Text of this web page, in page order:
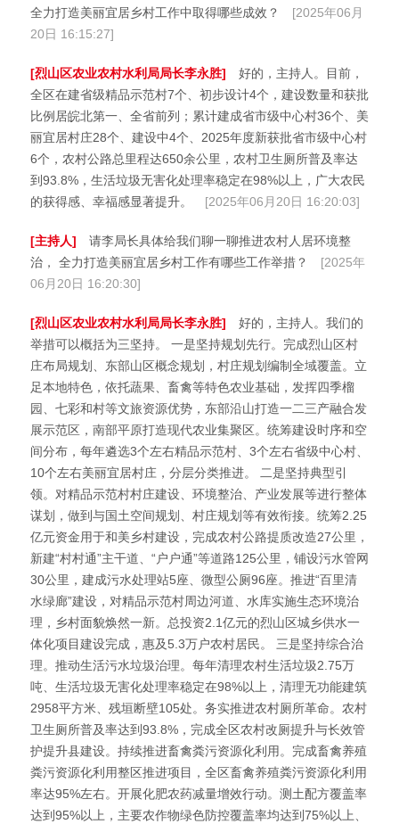
全力打造美丽宜居乡村工作中取得哪些成效？
[2025年06月
20日 16:15:27]
[烈山区农业农村水利局局长李永胜]
好的，主持人。目前，
全区在建省级精品示范村7个、初步设计4个，建设数量和获批
比例居皖北第一、全省前列；累计建成省市级中心村36个、美
丽宜居村庄28个、建设中4个、2025年度新获批省市级中心村
6个，农村公路总里程达650余公里，农村卫生厕所普及率达
到93.8%，生活垃圾无害化处理率稳定在98%以上，广大农民
的获得感、幸福感显著提升。
[2025年06月20日 16:20:03]
[主持人]
请李局长具体给我们聊一聊推进农村人居环境整
治， 全力打造美丽宜居乡村工作有哪些工作举措？
[2025年
06月20日 16:20:30]
[烈山区农业农村水利局局长李永胜]
好的，主持人。我们的
举措可以概括为三坚持。 一是坚持规划先行。完成烈山区村
庄布局规划、东部山区概念规划，村庄规划编制全域覆盖。立
足本地特色，依托蔬果、畜禽等特色农业基础，发挥四季榴
园、七彩和村等文旅资源优势，东部沿山打造一二三产融合发
展示范区，南部平原打造现代农业集聚区。统筹建设时序和空
间分布，每年遴选3个左右精品示范村、3个左右省级中心村、
10个左右美丽宜居村庄，分层分类推进。 二是坚持典型引
领。对精品示范村村庄建设、环境整治、产业发展等进行整体
谋划，做到与国土空间规划、村庄规划等有效衔接。统筹2.25
亿元资金用于和美乡村建设，完成农村公路提质改造27公里，
新建“村村通”主干道、“户户通”等道路125公里，铺设污水管网
30公里，建成污水处理站5座、微型公厕96座。推进“百里清
水绿廊”建设，对精品示范村周边河道、水库实施生态环境治
理，乡村面貌焕然一新。总投资2.1亿元的烈山区城乡供水一
体化项目建设完成，惠及5.3万户农村居民。 三是坚持综合治
理。推动生活污水垃圾治理。每年清理农村生活垃圾2.75万
吨、生活垃圾无害化处理率稳定在98%以上，清理无功能建筑
2958平方米、残垣断壁105处。务实推进农村厕所革命。农村
卫生厕所普及率达到93.8%，完成全区农村改厕提升与长效管
护提升县建设。持续推进畜禽粪污资源化利用。完成畜禽养殖
粪污资源化利用整区推进项目，全区畜禽养殖粪污资源化利用
率达95%左右。开展化肥农药减量增效行动。测土配方覆盖率
达到95%以上，主要农作物绿色防控覆盖率均达到75%以上、